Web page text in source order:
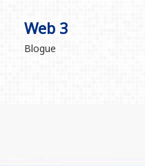
Web 3
Blogue